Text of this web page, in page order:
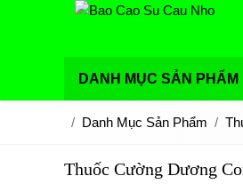
DANH MỤC SẢN PHẨM
Danh Mục Sản Phẩm
Thuốc Cường Dương